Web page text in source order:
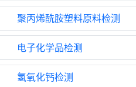
聚丙烯酰胺塑料原料检测
电子化学品检测
氢氧化钙检测